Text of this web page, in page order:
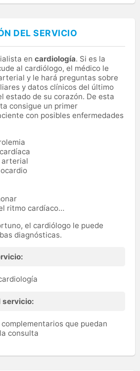
DEL SERVICIO
en cardiología. Si es la
al cardiólogo, el médico le
y le hará preguntas sobre
y datos clínicos del último
estado de su corazón. De esta
consigue un primer
con posibles enfermedades
arterial
ritmo cardíaco…
el cardiólogo le puede
diagnósticas.
servicio:
que puedan
consulta